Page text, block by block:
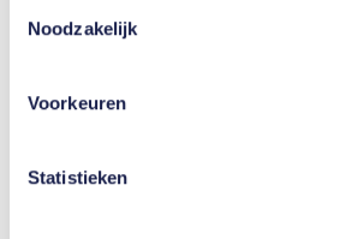
Noodzakelijk
Voorkeuren
Statistieken